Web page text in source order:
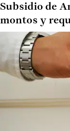
Subsidio de
montos y